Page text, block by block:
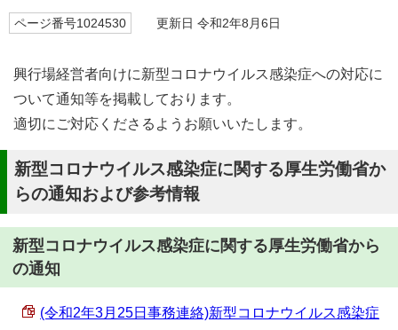
ページ番号1024530 更新日 令和2年8月6日
興行場経営者向けに新型コロナウイルス感染症への対応に
ついて通知等を掲載しております。
適切にご対応くださるようお願いいたします。
新型コロナウイルス感染症に関する厚生労働省か
らの通知および参考情報
新型コロナウイルス感染症に関する厚生労働省から
の通知
(令和2年3月25日事務連絡)新型コロナウイルス感染症